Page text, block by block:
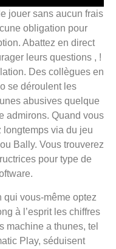
jouer sans aucun frais
obligation pour
Abattez en direct
leurs questions , !
Des collègues en
se déroulent les
abusives quelque
admirons. Quand vous
via du jeu
Bally. Vous trouverez
pour type de
qui vous-même optez
à l’esprit les chiffres
machine a thunes, tel
Play, séduisent